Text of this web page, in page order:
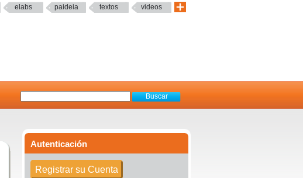
elabs paideia textos videos
Autenticación
Registrar su Cuenta